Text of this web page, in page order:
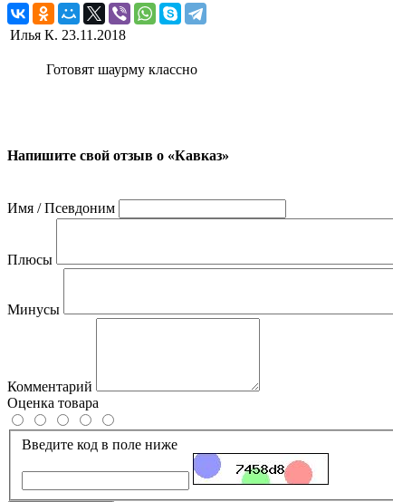
Илья К. 23.11.2018
Готовят шаурму классно
Напишите свой отзыв о «Кавказ»
Имя / Псевдоним
Плюсы
Минусы
Комментарий
Оценка товара
Введите код в поле ниже